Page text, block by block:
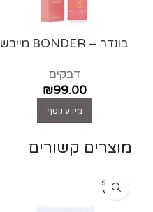
בונדר – BONDER מייבש
דבקים
₪99.00
מידע נוסף
מוצרים קשורים
SOLD
OUT